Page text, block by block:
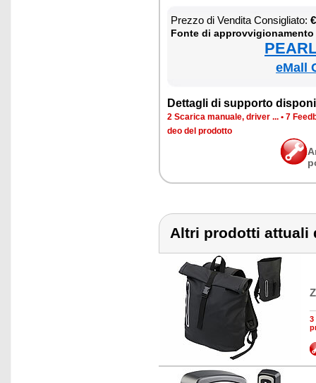
Prez­zo di Ven­di­ta Con­si­glia­to:
Fon­te di ap­prov­vi­gio­na­men­to
eMall
Det­ta­gli di sup­por­to
2 Sca­ri­ca ma­nua­le, dri­ver ... • 7
deo del pro­dot­to
Altri prodotti attuali
3